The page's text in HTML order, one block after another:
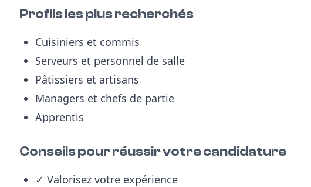
Profils les plus recherchés
Cuisiniers et commis
Serveurs et personnel de salle
Pâtissiers et artisans
Managers et chefs de partie
Apprentis
Conseils pour réussir votre candidature
✓ Valorisez votre expérience